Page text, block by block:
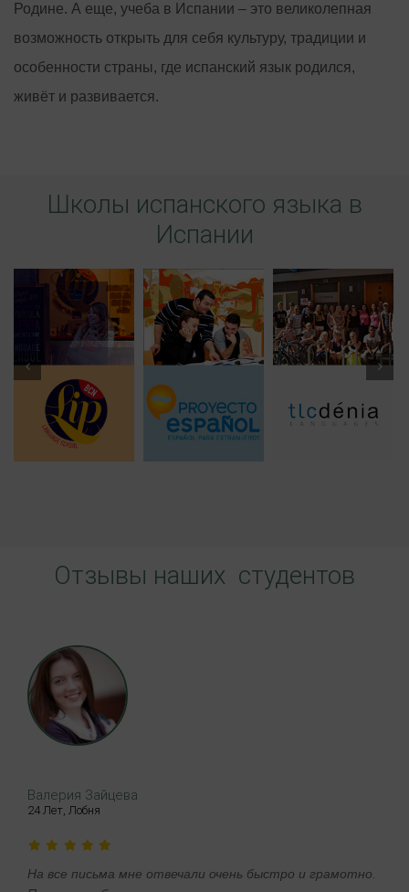
Родине. А еще, учеба в Испании – это великолепная
возможность открыть для себя культуру, традиции и
особенности страны, где испанский язык родился,
живёт и развивается.
Школы испанского языка в
Испании
Отзывы наших студентов
Валерия Зайцева
24 Лет, Лобня
На все письма мне отвечали очень быстро и грамотно.